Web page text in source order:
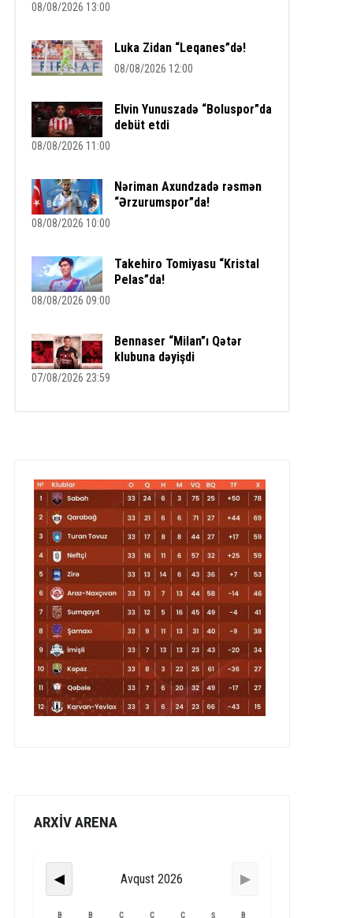
08/08/2026 13:00
Luka Zidan “Leqanes”də!
08/08/2026 12:00
Elvin Yunuszadə “Boluspor”da
debüt etdi
08/08/2026 11:00
Nəriman Axundzadə rəsmən
“Ərzurumspor”da!
08/08/2026 10:00
Takehiro Tomiyasu “Kristal
Pelas”da!
08/08/2026 09:00
Bennaser “Milan”ı Qətər
klubuna dəyişdi
07/08/2026 23:59
ARXİV ARENA
◀ Avqust 2026 ▶
B B Ç Ç C Ş B